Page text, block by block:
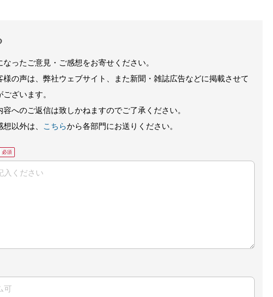
ったご意見・ご感想をお寄せください。
様の声は、弊社ウェブサイト、また新聞・雑誌広告などに掲載させて
ざいます。
へのご返信は致しかねますのでご了承ください。
以外は、
こちらから各部門にお送りください。